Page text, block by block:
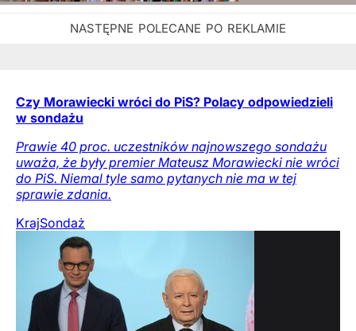
Czy Morawiecki wróci do PiS? Polacy odpowiedzieli
w sondażu
Prawie 40 proc. uczestników najnowszego sondażu
uważa, że były premier Mateusz Morawiecki nie wróci
do PiS. Niemal tyle samo pytanych nie ma w tej
sprawie zdania.
KrajSondaż